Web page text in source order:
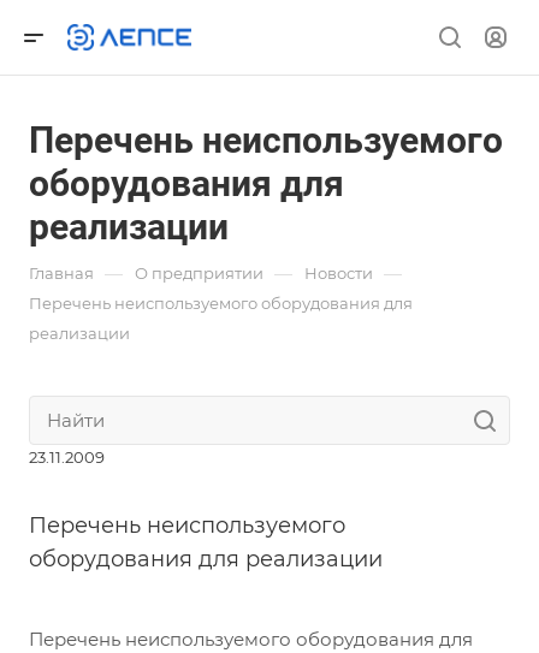
Перечень неиспользуемого
оборудования для
реализации
Главная — О предприятии — Новости —
Перечень неиспользуемого оборудования для
реализации
23.11.2009
Перечень неиспользуемого
оборудования для реализации
Перечень неиспользуемого оборудования для